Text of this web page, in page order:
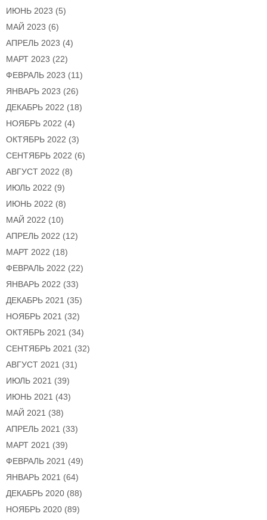
ИЮНЬ 2023 (5)
МАЙ 2023 (6)
АПРЕЛЬ 2023 (4)
МАРТ 2023 (22)
ФЕВРАЛЬ 2023 (11)
ЯНВАРЬ 2023 (26)
ДЕКАБРЬ 2022 (18)
НОЯБРЬ 2022 (4)
ОКТЯБРЬ 2022 (3)
СЕНТЯБРЬ 2022 (6)
АВГУСТ 2022 (8)
ИЮЛЬ 2022 (9)
ИЮНЬ 2022 (8)
МАЙ 2022 (10)
АПРЕЛЬ 2022 (12)
МАРТ 2022 (18)
ФЕВРАЛЬ 2022 (22)
ЯНВАРЬ 2022 (33)
ДЕКАБРЬ 2021 (35)
НОЯБРЬ 2021 (32)
ОКТЯБРЬ 2021 (34)
СЕНТЯБРЬ 2021 (32)
АВГУСТ 2021 (31)
ИЮЛЬ 2021 (39)
ИЮНЬ 2021 (43)
МАЙ 2021 (38)
АПРЕЛЬ 2021 (33)
МАРТ 2021 (39)
ФЕВРАЛЬ 2021 (49)
ЯНВАРЬ 2021 (64)
ДЕКАБРЬ 2020 (88)
НОЯБРЬ 2020 (89)